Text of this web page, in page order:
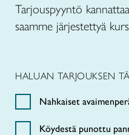
Tarjouspyyntö
saamme järjestettyä
HALUAN TARJOUKSEN
Nahkaiset
Köydestä punottu